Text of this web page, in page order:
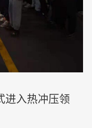
进入热冲压领